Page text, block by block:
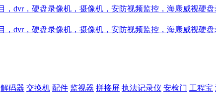
解码器 交换机 配件 监视器 拼接屏 执法记录仪 安检门 工程宝